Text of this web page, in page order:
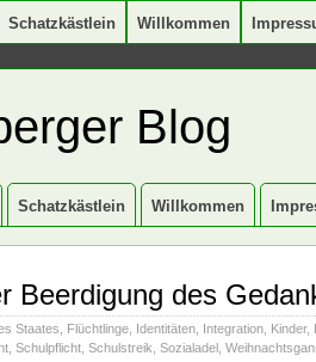
Schatzkästlein Willkommen
Blog
Schatzkästlein Willkommen
Beerdigung des
Staates Flüchtlinge Identitäten Integration Kinder,
Schulpflicht Schulstreik Sozialadel